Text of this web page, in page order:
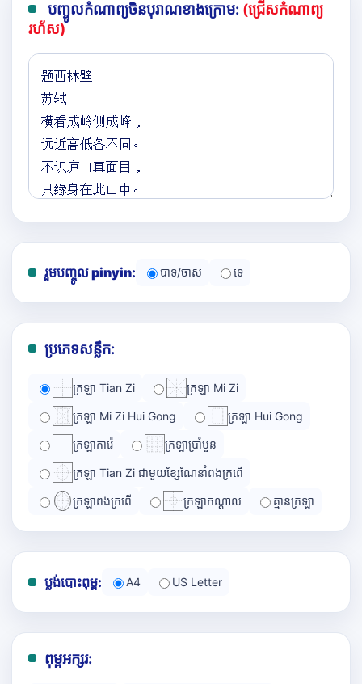
បញ្ចូលកំណាព្យចិនបុរាណខាងក្រោម: (ជ្រើសកំណាព្យ
រហ័ស)
រួមបញ្ចូល pinyin: បាទ/ចាស ទេ
ប្រភេទសន្លឹក:
ក្រឡា Tian Zi ក្រឡា Mi Zi
ក្រឡា Mi Zi Hui Gong ក្រឡា Hui Gong
ក្រឡាការ៉េ ក្រឡាប្រាំបួន
ក្រឡា Tian Zi ជាមួយខ្សែណែនាំពងក្រពើ
ក្រឡាពងក្រពើ ក្រឡាកណ្ដាល គ្មានក្រឡា
ប្លង់បោះពុម្ព: A4 US Letter
ពុម្ពអក្សរ: